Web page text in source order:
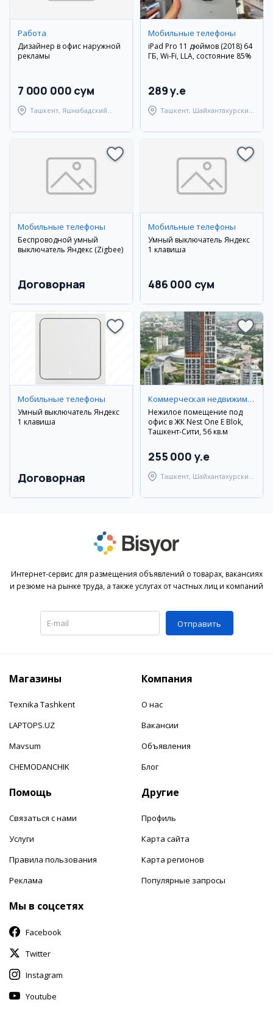
Работа
Дизайнер в офис наружной
рекламы
7 000 000 сум
Ташкент, Яшнабадский
Мобильные телефоны
iPad Pro 11 дюймов (2018) 64
ГБ, Wi-Fi, LLA, состояние 85%
289 y.e
Ташкент, Шайхантахурский
Мобильные телефоны
Беспроводной умный
выключатель Яндекс (Zigbee)
Договорная
Мобильные телефоны
Умный выключатель Яндекс
1 клавиша
486 000 сум
Мобильные телефоны
Умный выключатель Яндекс
1 клавиша
Договорная
Коммерческая недвижимость
Нежилое помещение под
офис в ЖК Nest One E Blok,
Ташкент-Сити, 56 кв.м
255 000 y.e
Ташкент, Шайхантахурский
Интернет-сервис для размещения объявлений о товарах, вакансиях
и резюме на рынке труда, а также услугах от частных лиц и компаний
Отправить
Магазины
Texnika Tashkent
LAPTOPS.UZ
Mavsum
CHEMODANCHIK
Компания
О нас
Вакансии
Объявления
Блог
Помощь
Связаться с нами
Услуги
Правила пользования
Реклама
Другие
Профиль
Карта сайта
Карта регионов
Популярные запросы
Мы в соцсетях
Facebook
Twitter
Instagram
Youtube